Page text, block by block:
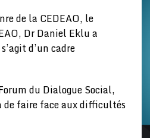
de la CEDEAO, le
Dr Daniel Eklu a
d’un cadre
du Dialogue Social,
de faire face aux difficultés